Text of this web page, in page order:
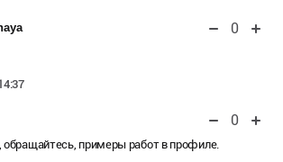
0
0
примеры работ в профиле.